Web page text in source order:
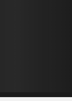
0,0550EUR